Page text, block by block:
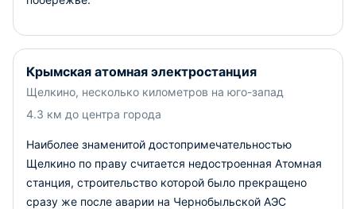
Крымская атомная электростанция
Щелкино, несколько километров на юго-запад
4.3 км до центра города
Наиболее знаменитой достопримечательностью
Щелкино по праву считается недостроенная Атомная
станция, строительство которой было прекращено
сразу же после аварии на Чернобыльской АЭС